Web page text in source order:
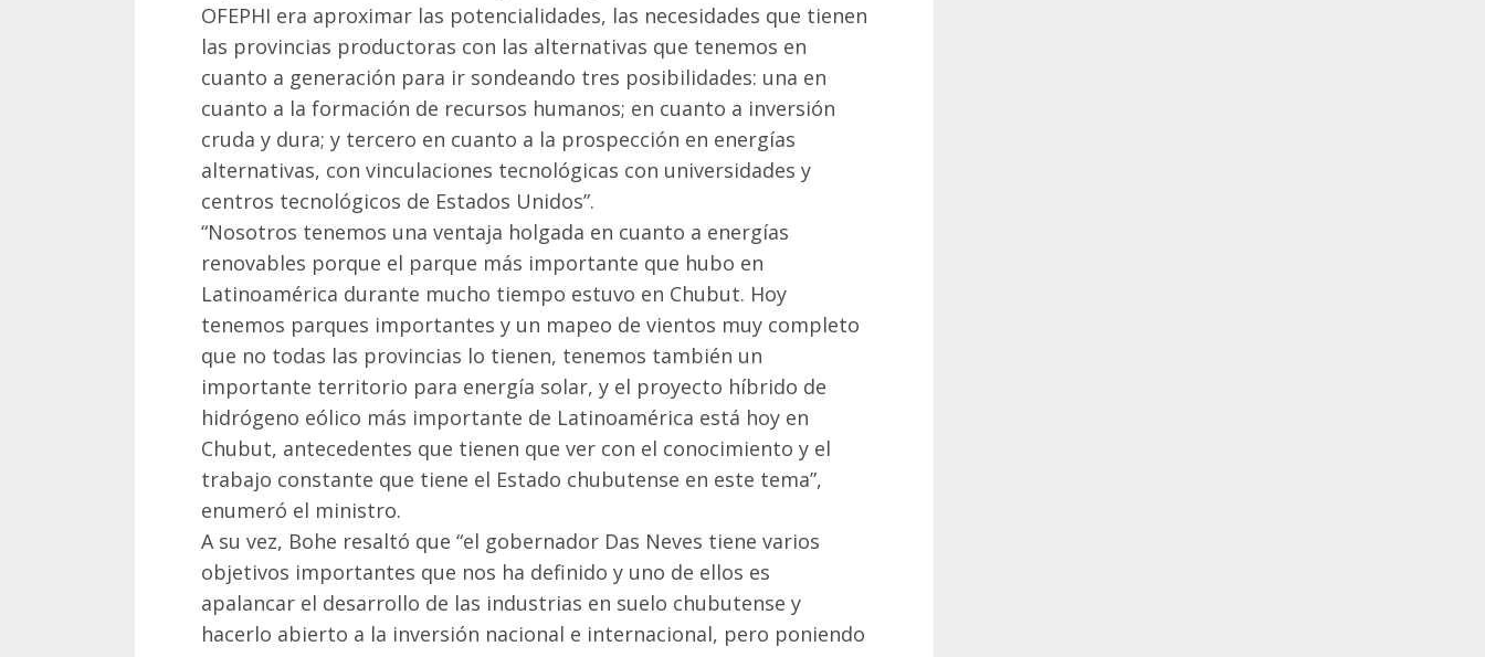
OFEPHI era aproximar las potencialidades, las necesidades que tienen
las provincias productoras con las alternativas que tenemos en
cuanto a generación para ir sondeando tres posibilidades: una en
cuanto a la formación de recursos humanos; en cuanto a inversión
cruda y dura; y tercero en cuanto a la prospección en energías
alternativas, con vinculaciones tecnológicas con universidades y
centros tecnológicos de Estados Unidos”.
“Nosotros tenemos una ventaja holgada en cuanto a energías
renovables porque el parque más importante que hubo en
Latinoamérica durante mucho tiempo estuvo en Chubut. Hoy
tenemos parques importantes y un mapeo de vientos muy completo
que no todas las provincias lo tienen, tenemos también un
importante territorio para energía solar, y el proyecto híbrido de
hidrógeno eólico más importante de Latinoamérica está hoy en
Chubut, antecedentes que tienen que ver con el conocimiento y el
trabajo constante que tiene el Estado chubutense en este tema”,
enumeró el ministro.
A su vez, Bohe resaltó que “el gobernador Das Neves tiene varios
objetivos importantes que nos ha definido y uno de ellos es
apalancar el desarrollo de las industrias en suelo chubutense y
hacerlo abierto a la inversión nacional e internacional, pero poniendo